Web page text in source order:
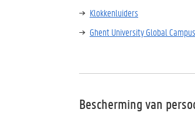
Klokkenluiders
Ghent University Global
Bescherming van